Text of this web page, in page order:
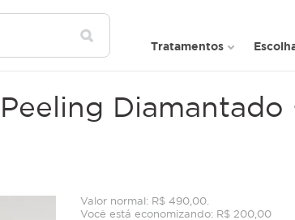
Tratamentos
Valor normal: R$ 490,00.
Você está economizando: R$ 200,00